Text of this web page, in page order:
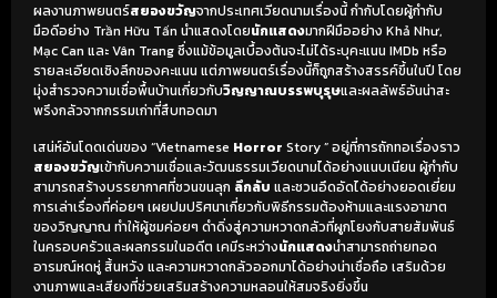
ผลงานภาพยนตร์สยองขวัญจากประเทศเวียดนามเรื่องนี้ กำกับโดยผู้กำกับ
มือดีอย่าง Trần Hữu Tấn นำแสดงโดยนักแสดงมากฝีมืออย่าง Khả Như,
Mạc Can และ Vân Trang ซึ่งแม้ข้อมูลเบื้องต้นจะไม่ได้ระบุคะแนน IMDb หรือ
รายละเอียดเชิงลึกของคะแนน แต่ภาพยนตร์เรื่องนี้ก็ถูกสร้างสรรค์ขึ้นในปี โดย
มุ่งสำรวจความเชื่อพื้นบ้านเกี่ยวกับวิญญาณบรรพบุรุษและผลลัพธ์อันน่าสะ
พรึงกลัวจากกรรมเก่าที่สืบทอดมา
เสน่ห์อันโดดเด่นของ “Vietnamese Horror Story ” อยู่ที่การถักทอเรื่องราว
สยองขวัญเข้ากับความเชื่อและวัฒนธรรมเวียดนามได้อย่างแนบเนียน ผู้กำกับ
สามารถสร้างบรรยากาศที่ชวนขนลุก ลึกลับ และชวนอึดอัดได้อย่างยอดเยี่ยม
การเล่าเรื่องที่ค่อยๆ เผยปมปริศนาเกี่ยวกับพิธีกรรมต้องห้ามและแรงอาฆาต
ของวิญญาณ ทำให้ผู้ชมค่อยๆ ดำดิ่งสู่ความหวาดกลัวที่ผูกโยงกับสายสัมพันธ์
ในครอบครัวและผลกรรมในอดีต เคมีระหว่างนักแสดงนำสามารถถ่ายทอด
อารมณ์หดหู่ สิ้นหวัง และความหวาดกลัวออกมาได้อย่างน่าเชื่อถือ เสริมด้วย
งานภาพและเสียงที่ช่วยเสริมสร้างความหลอนให้สมจริงยิ่งขึ้น